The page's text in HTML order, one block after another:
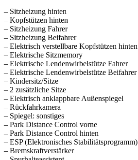
– Sitzheizung hinten
– Kopfstützen hinten
– Sitzheizung Fahrer
– Sitzheizung Beifahrer
– Elektrisch verstellbare Kopfstützen hinten
– Elektrische Sitzmemory
– Elektrische Lendenwirbelstütze Fahrer
– Elektrische Lendenwirbelstütze Beifahrer
– Kindersitz/Sitze
– 2 zusätzliche Sitze
– Elektrisch anklappbare Außenspiegel
– Rückfahrkamera
– Spiegel: sonstiges
– Park Distance Control vorne
– Park Distance Control hinten
– ESP (Elektronisches Stabilitätsprogramm)
– Bremskraftverstärker